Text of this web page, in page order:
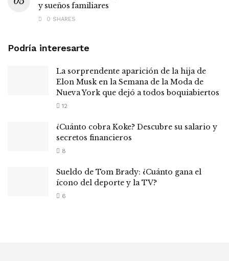
y sueños familiares
0 SHARES
Podría interesarte
La sorprendente aparición de la hija de
Elon Musk en la Semana de la Moda de
Nueva York que dejó a todos boquiabiertos
12
¿Cuánto cobra Koke? Descubre su salario y
secretos financieros
8
Sueldo de Tom Brady: ¿Cuánto gana el
ícono del deporte y la TV?
6